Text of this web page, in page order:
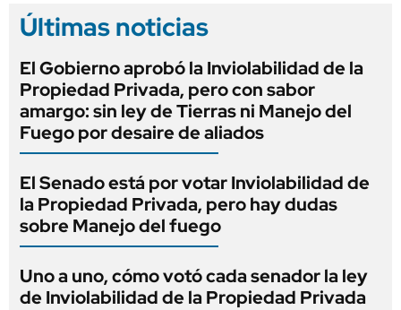
Últimas noticias
El Gobierno aprobó la Inviolabilidad de la
Propiedad Privada, pero con sabor
amargo: sin ley de Tierras ni Manejo del
Fuego por desaire de aliados
El Senado está por votar Inviolabilidad de
la Propiedad Privada, pero hay dudas
sobre Manejo del fuego
Uno a uno, cómo votó cada senador la ley
de Inviolabilidad de la Propiedad Privada